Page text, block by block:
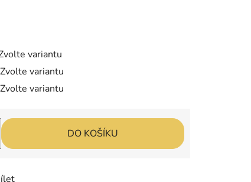
variantu
Zvolte variantu
Zvolte variantu
DO KOŠÍKU